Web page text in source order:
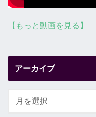
【もっと動画を見る】
アーカイブ